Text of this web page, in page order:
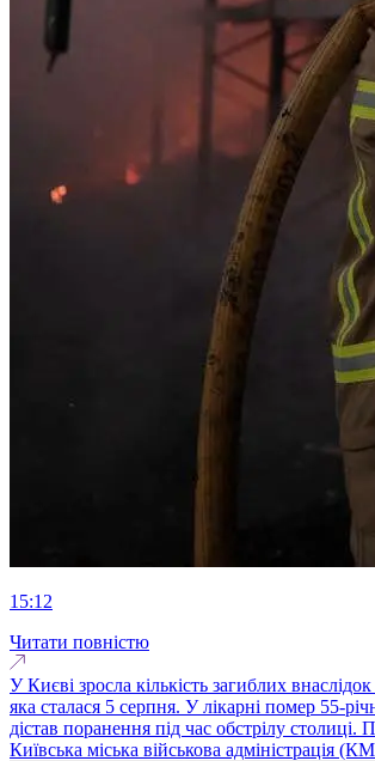
15:12
Читати повністю
У Києві зросла кількість загиблих внаслідок
яка сталася 5 серпня. У лікарні помер 55-
дістав поранення під час обстрілу столиці.
Київська міська військова адміністрація